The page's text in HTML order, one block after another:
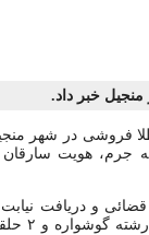
خبر داد.
هویت سارقان
و دختر ۲۱ ساله هستند با هماهنگی
استان‌های